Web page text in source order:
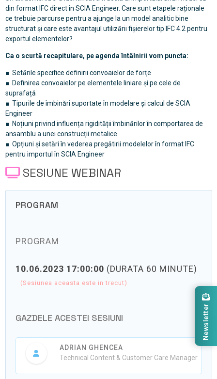
din format IFC direct în SCIA Engineer. Care sunt etapele raționale
ce trebuie parcurse pentru a ajunge la un model analitic bine
structurat și care este avantajul utilizării fișierelor tip IFC 4.2 pentru
exportul elementelor?
Ca o scurtă recapitulare, pe agenda întâlnirii vom puncta:
■ Setările specifice definirii convoaielor de forțe
■ Definirea convoaielor pe elementele liniare și pe cele de
suprafață
■ Tipurile de îmbinări suportate în modelare și calcul de SCIA
Engineer
■ Noțiuni privind influența rigidității îmbinărilor în comportarea de
ansamblu a unei construcții metalice
■ Opțiuni și setări în vederea pregătirii modelelor în format IFC
pentru importul în SCIA Engineer
SESIUNE WEBINAR
PROGRAM
PROGRAM
10.06.2023 17:00:00 (DURATA 60 MINUTE)
(Sesiunea aceasta este in trecut)
GAZDELE ACESTEI SESIUNI
ADRIAN GHENCEA
Technical Content & Customer Care Manager
Newsletter